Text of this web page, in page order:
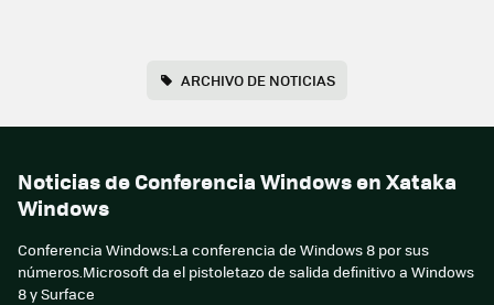
ARCHIVO DE NOTICIAS
Noticias de Conferencia Windows en Xataka
Windows
Conferencia Windows:La conferencia de Windows 8 por sus
números.Microsoft da el pistoletazo de salida definitivo a Windows
8 y Surface